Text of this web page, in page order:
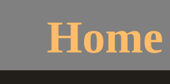
Home